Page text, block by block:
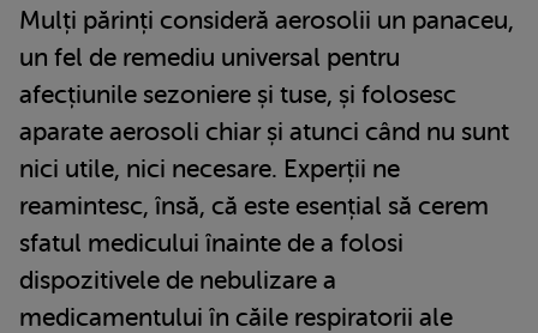
Mulți părinți consideră aerosolii un panaceu,
un fel de remediu universal pentru
afecțiunile sezoniere și tuse, și folosesc
aparate aerosoli chiar și atunci când nu sunt
nici utile, nici necesare. Experții ne
reamintesc, însă, că este esențial să cerem
sfatul medicului înainte de a folosi
dispozitivele de nebulizare a
medicamentului în căile respiratorii ale